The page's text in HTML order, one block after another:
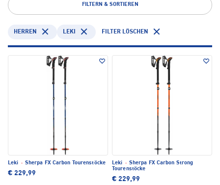
FILTERN & SORTIEREN
HERREN LEKI FILTER LÖSCHEN
Leki · Sherpa FX Carbon Tourenstöcke
€ 229,99
Leki · Sherpa FX Carbon Strong
Tourenstöcke
€ 229,99